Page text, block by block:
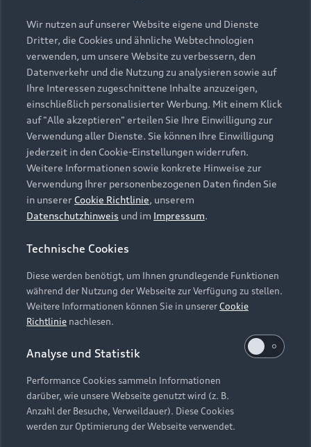
Alle Modelle
Modelle vergleichen
Elektromodelle
Plug-in-Hybride
Kaufen & leasen
Neuwagensuche
Gebrauchtwagensuche
Gebrauchtwagen
Finanzierung
Aktionen & Angebote
Geschäftskunden
Service & Zubehör
Saisonale Angebote
Audi Services
Garantie
Audi digital services
myAudi
Support
Kundenservice
Händlersuche
Audi Code
Online-Terminvereinbarung
Servicekontakt
Vertrag widerrufen
Über Audi
Unternehmen
Karriere
Investor Relations
Presse & Media Center
Datenschutz
Audi erleben
Newsletter
Impressum Rechtliches
Hinweisgebersystem
Datenschutzinformation
Cookie-Einstellungen
Cookie-Richtlinie
Barrierefreiheit
Hinweis: Die aktuelle Darstellung und Anordnung der
Embleme am Fahrzeug bei allen Abbildungen auf dieser
Webseite kann abweichen.
Wir nutzen auf unserer Website eigene und Dienste
Dritter, die Cookies und ähnliche Webtechnologien
verwenden, um unsere Website zu verbessern, den
Datenverkehr und die Nutzung zu analysieren sowie auf
Ihre Interessen zugeschnittene Inhalte anzuzeigen,
einschließlich personalisierter Werbung. Mit einem Klick
auf "Alle akzeptieren" erteilen Sie Ihre Einwilligung zur
Verwendung aller Dienste. Sie können Ihre Einwilligung
jederzeit in den Cookie-Einstellungen widerrufen.
Weitere Informationen sowie konkrete Hinweise zur
Verwendung Ihrer personenbezogenen Daten finden Sie
in unserer Cookie Richtlinie, unserem
Datenschutzhinweis und im Impressum.
Technische Cookies
Diese werden benötigt, um Ihnen grundlegende Funktionen
während der Nutzung der Webseite zur Verfügung zu stellen.
Weitere Informationen können Sie in unsererCookie
Richtlinie nachlesen.
Analyse und Statistik
Performance Cookies sammeln Informationen
darüber, wie unsere Webseite genutzt wird (z. B.
Anzahl der Besuche, Verweildauer). Diese Cookies
werden zur Optimierung der Webseite verwendet.